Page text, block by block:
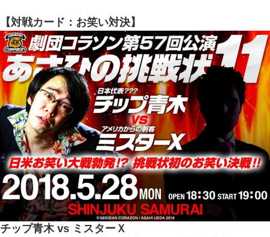
【対戦カード：お笑い対決】
チップ青木 vs ミスターＸ